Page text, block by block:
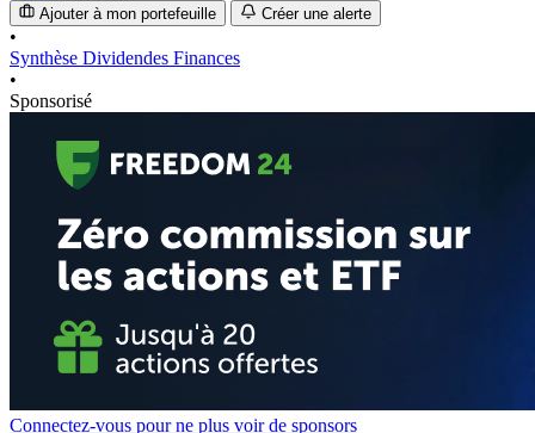
Ajouter à mon portefeuille Créer une alerte
•
Synthèse Dividendes Finances
•
Sponsorisé
Connectez-vous pour ne plus voir de sponsors